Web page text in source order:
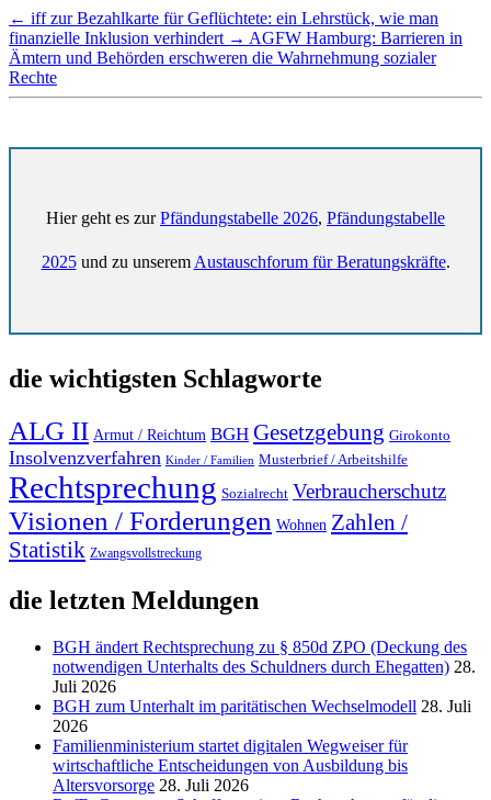
← iff zur Bezahlkarte für Geflüchtete: ein Lehrstück, wie man
finanzielle Inklusion verhindert → AGFW Hamburg: Barrieren in
Ämtern und Behörden erschweren die Wahrnehmung sozialer
Rechte
Hier geht es zurPfändungstabelle 2026, Pfändungstabelle
2025und zu unserem Austauschforum für Beratungskräfte.
die wichtigsten Schlagworte
ALG II Armut / Reichtum BGH Gesetzgebung Girokonto
Insolvenzverfahren Kinder / Familien Musterbrief / Arbeitshilfe
Rechtsprechung Sozialrecht Verbraucherschutz
Visionen / Forderungen Wohnen Zahlen /
Statistik Zwangsvollstreckung
die letzten Meldungen
BGH ändert Rechtsprechung zu § 850d ZPO (Deckung des
notwendigen Unterhalts des Schuldners durch Ehegatten) 28.
Juli 2026
BGH zum Unterhalt im paritätischen Wechselmodell 28. Juli
2026
Familienministerium startet digitalen Wegweiser für
wirtschaftliche Entscheidungen von Ausbildung bis
Altersvorsorge 28. Juli 2026